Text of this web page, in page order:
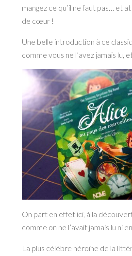
mangez ce qu’il ne faut pas… et
de cœur !
Une belle introduction à ce
comme vous ne l’avez jamais lu,
On part en effet ici, à la
comme on ne l’avait jamais lu ni
La plus célèbre héroïne de la